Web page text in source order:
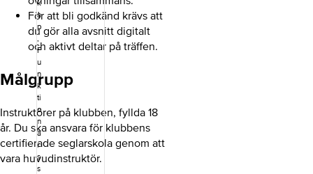
För att bli godkänd krävs att
du gör alla avsnitt digitalt
och aktivt deltar på träffen.
Målgrupp
Instruktörer på klubben, fyllda 18
år. Du ska ansvara för klubbens
certifierade seglarskola genom att
vara huvudinstruktör.
k
a
p
,
F
u
n
k
ti
o
n
ä
r
s
s